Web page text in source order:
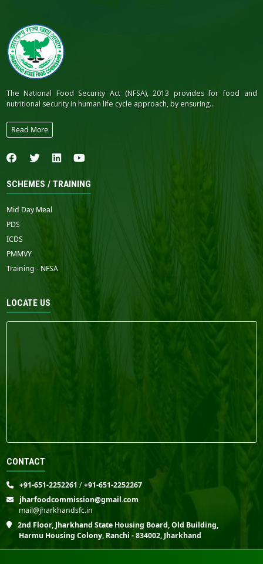
The National Food Security Act (NFSA), 2013 provides for food and
nutritional security in human life cycle approach, by ensuring...
Read More
SCHEMES / TRAINING
Mid Day Meal
PDS
ICDS
PMMVY
Training - NFSA
LOCATE US
CONTACT
+91-651-2252261 /+91-651-2252267
jharfoodcommission@gmail.com
mail@jharkhandsfc.in
2nd Floor, Jharkhand State Housing Board, Old Building,
Harmu Housing Colony, Ranchi - 834002, Jharkhand